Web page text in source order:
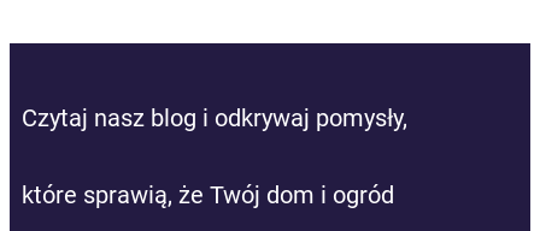
Czytaj nasz blog i odkrywaj pomysły,
które sprawią, że Twój dom i ogród